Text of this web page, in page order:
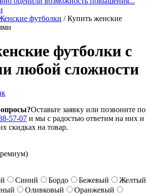
футболки /Купить женские
футболки с
любой сложности
Оставьте заявку или позвоните по
57-07 и мы с радостью ответим на них и
скидках на товар.
Синий Бордо Бежевый
Желтый
Оливковый
Оранжевый